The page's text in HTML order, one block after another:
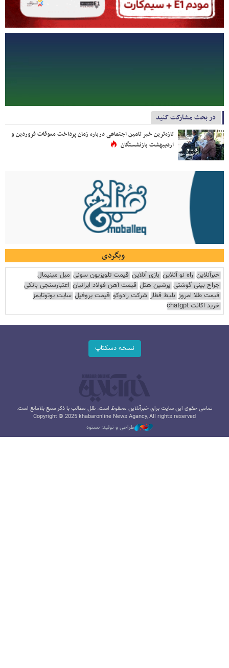
در بحث مشارکت کنید
تازه‌ترین خبر تامین اجتماعی درباره زمان پرداخت معوقات فروردین و
اردیبهشت بازنشستگان
وبگردی
خبرآنلاین راه نو آنلاین بازی آنلاین قیمت تلویزیون سونی مبل مینیمال
جراح بینی گوشتی پرشین هتل قیمت آهن فولاد ایرانیان اعتبارسنجی بانکی
قیمت طلا امروز بلیط قطار شرکت رادوکو قیمت پروفیل سایت یوتوتایمز
خرید اکانت chatgpt
نسخه دسکتاپ
تمامی حقوق این سایت برای خبرآنلاین محفوظ است. نقل مطالب با ذکر منبع بلامانع است.
Copyright © 2025 khabaronline News Agancy, All rights reserved
طراحی و تولید: نستوه